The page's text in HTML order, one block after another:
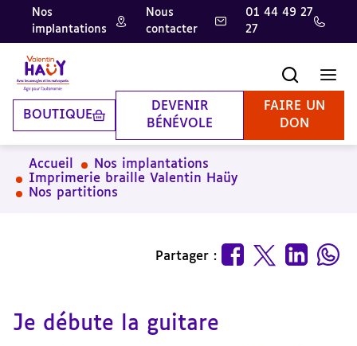
Aller
contenu
principal
Aller
pied
de
page
Aller
la
recherche
Nos
implantations
Nous
contacter
01 44 49 27
27
BOUTIQUE
DEVENIR
BÉNÉVOLE
FAIRE UN
DON
Accueil
Nos implantations
Imprimerie braille Valentin Haüy
Nos partitions
Partager :
Je débute la guitare